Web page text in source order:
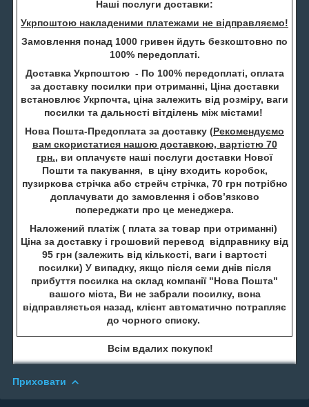
Наші послуги доставки:
Укрпоштою накладеними платежами не відправляємо!
Замовлення понад 1000 гривен йдуть безкоштовно по
100% передоплаті.
Доставка Укрпоштою - По 100% передоплаті, оплата
за доставку посилки при отриманні, Ціна доставки
встановлює Укрпочта, ціна залежить від розміру, ваги
посилки та дальності вітділень між містами!
Нова Пошта-Предоплата за доставку (Рекомендуємо
вам скористатися нашою доставкою, вартістю 70
грн., ви оплачуєте наші послуги доставки Нової
Пошти та пакування, в ціну входить коробок,
пузиркова стрічка або стрейч стрічка, 70 грн потрібно
доплачувати до замовлення і обов’язково
попереджати про це менеджера.
Наложений платіж ( плата за товар при отриманні)
Ціна за доставку і грошовий перевод відправнику від
95 грн (залежить від кількості, ваги і вартості
посилки) У випадку, якщо після семи днів після
прибуття посилка на склад компанії "Нова Пошта"
вашого міста, Ви не забрали посилку, вона
відправляється назад, клієнт автоматично потрапляє
до чорного списку.
Всім вдалих покупок!
Приховати